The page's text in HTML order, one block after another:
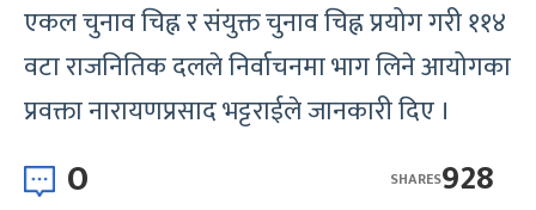
एकल चुनाव चिह्न र संयुक्त चुनाव चिह्न प्रयोग गरी ११४
वटा राजनितिक दलले निर्वाचनमा भाग लिने आयोगका
प्रवक्ता नारायणप्रसाद भट्टराईले जानकारी दिए ।
0 928
SHARES